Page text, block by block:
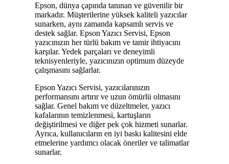
Epson, dünya çapında tanınan ve güvenilir bir
markadır. Müşterilerine yüksek kaliteli yazıcılar
sunarken, aynı zamanda kapsamlı servis ve
destek sağlar. Epson Yazıcı Servisi, Epson
yazıcınızın her türlü bakım ve tamir ihtiyacını
karşılar. Yedek parçaları ve deneyimli
teknisyenleriyle, yazıcınızın optimum düzeyde
çalışmasını sağlarlar.
Epson Yazıcı Servisi, yazıcılarınızın
performansını artırır ve uzun ömürlü olmasını
sağlar. Genel bakım ve düzeltmeler, yazıcı
kafalarının temizlenmesi, kartuşların
değiştirilmesi ve diğer pek çok hizmeti sunarlar.
Ayrıca, kullanıcıların en iyi baskı kalitesini elde
etmelerine yardımcı olacak öneriler ve talimatlar
sunarlar.